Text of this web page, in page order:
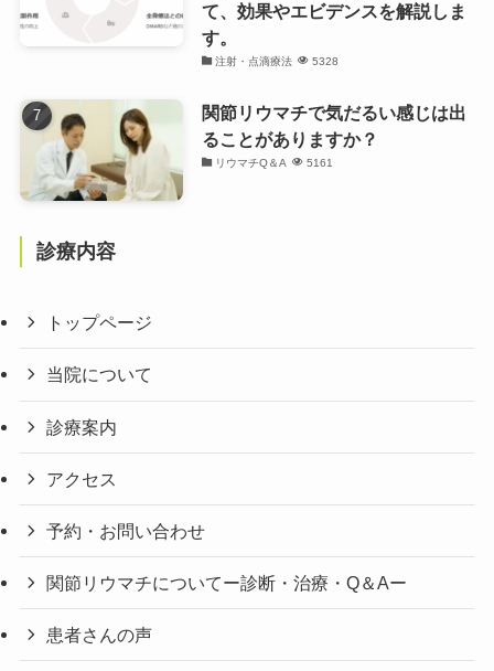
て、効果やエビデンスを解説しま
す。
注射・点滴療法 5328
関節リウマチで気だるい感じは出
ることがありますか？
リウマチQ＆A 5161
診療内容
トップページ
当院について
診療案内
アクセス
予約・お問い合わせ
関節リウマチについてー診断・治療・Q＆Aー
患者さんの声